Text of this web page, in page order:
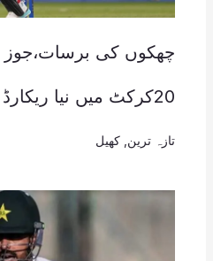
چھکوں کی برسات،جوز
20کرکٹ میں نیا ریکارڈ قائم کردیا
تازہ ترین کھیل